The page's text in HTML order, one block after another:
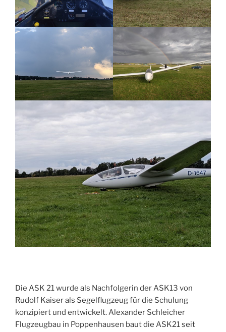
Die ASK 21 wurde als Nachfolgerin der ASK13 von
Rudolf Kaiser als Segelflugzeug für die Schulung
konzipiert und entwickelt. Alexander Schleicher
Flugzeugbau in Poppenhausen baut die ASK21 seit